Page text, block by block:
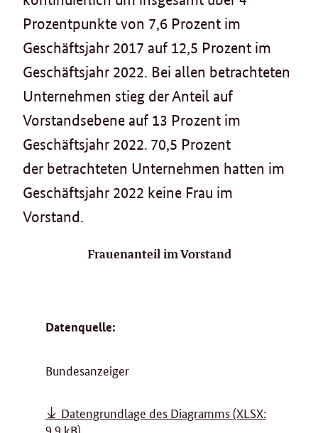
Prozentpunkte von 7,6 Prozent im
Geschäftsjahr 2017 auf 12,5 Prozent im
Geschäftsjahr 2022. Bei allen betrachteten
Unternehmen stieg der Anteil auf
Vorstandsebene auf 13 Prozent im
Geschäftsjahr 2022. 70,5 Prozent
der betrachteten Unternehmen hatten im
Geschäftsjahr 2022 keine Frau im
Vorstand.
Frauenanteil im Vorstand
Datenquelle:
Bundesanzeiger
Datengrundlage des Diagramms(XLSX:
9,9 kB)